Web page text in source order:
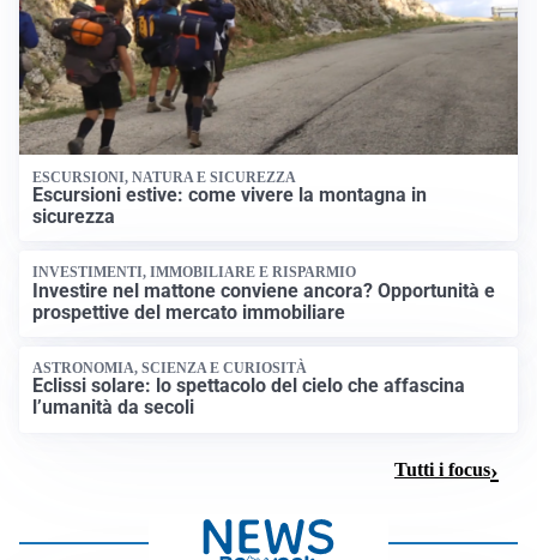
ESCURSIONI, NATURA E SICUREZZA
Escursioni estive: come vivere la montagna in
sicurezza
INVESTIMENTI, IMMOBILIARE E RISPARMIO
Investire nel mattone conviene ancora? Opportunità e
prospettive del mercato immobiliare
ASTRONOMIA, SCIENZA E CURIOSITÀ
Eclissi solare: lo spettacolo del cielo che affascina
l’umanità da secoli
Tutti i focus